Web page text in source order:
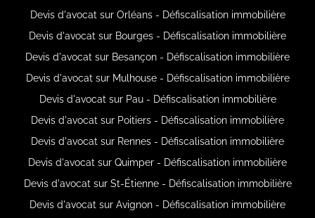
Devis d'avocat sur Orléans - Défiscalisation immobilière
Devis d'avocat sur Bourges - Défiscalisation immobilière
Devis d'avocat sur Besançon - Défiscalisation immobilière
Devis d'avocat sur Mulhouse - Défiscalisation immobilière
Devis d'avocat sur Pau - Défiscalisation immobilière
Devis d'avocat sur Poitiers - Défiscalisation immobilière
Devis d'avocat sur Rennes - Défiscalisation immobilière
Devis d'avocat sur Quimper - Défiscalisation immobilière
Devis d'avocat sur St-Étienne - Défiscalisation immobilière
Devis d'avocat sur Avignon - Défiscalisation immobilière